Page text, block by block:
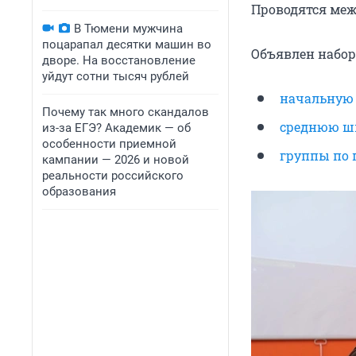
В Тюмени мужчина
поцарапал десятки машин во
дворе. На восстановление
уйдут сотни тысяч рублей
Почему так много скандалов
из-за ЕГЭ? Академик — об
особенности приемной
кампании — 2026 и новой
реальности российского
образования
Проводятся
Объявлен
среднюю
группы по